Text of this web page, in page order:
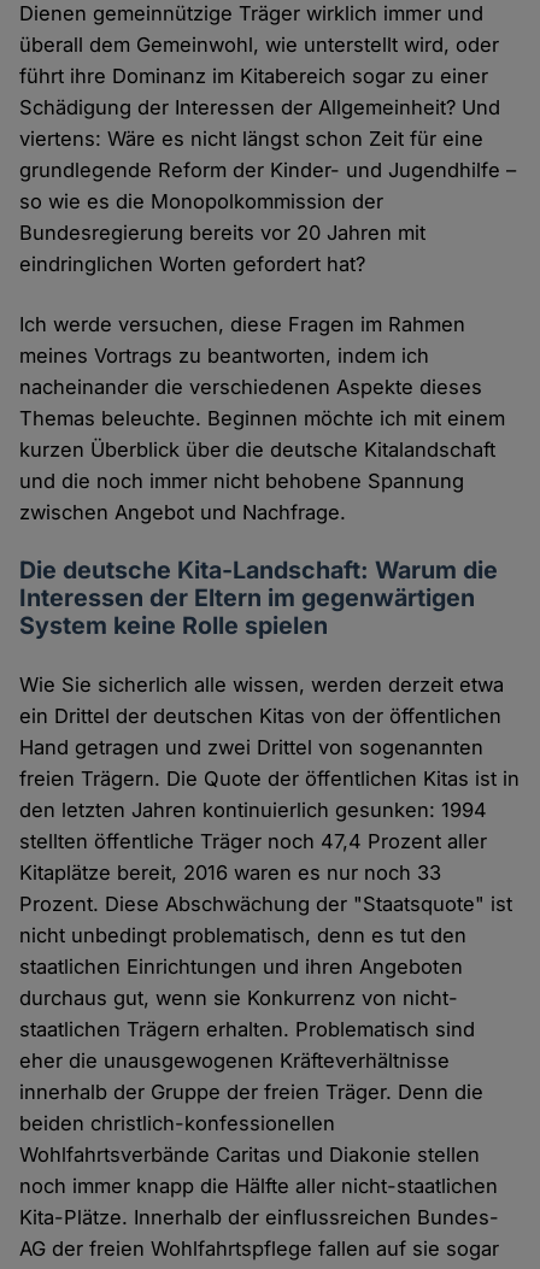
Dienen gemeinnützige Träger wirklich immer und
überall dem Gemeinwohl, wie unterstellt wird, oder
führt ihre Dominanz im Kitabereich sogar zu einer
Schädigung der Interessen der Allgemeinheit? Und
viertens: Wäre es nicht längst schon Zeit für eine
grundlegende Reform der Kinder- und Jugendhilfe –
so wie es die Monopolkommission der
Bundesregierung bereits vor 20 Jahren mit
eindringlichen Worten gefordert hat?
Ich werde versuchen, diese Fragen im Rahmen
meines Vortrags zu beantworten, indem ich
nacheinander die verschiedenen Aspekte dieses
Themas beleuchte. Beginnen möchte ich mit einem
kurzen Überblick über die deutsche Kitalandschaft
und die noch immer nicht behobene Spannung
zwischen Angebot und Nachfrage.
Die deutsche Kita-Landschaft: Warum die
Interessen der Eltern im gegenwärtigen
System keine Rolle spielen
Wie Sie sicherlich alle wissen, werden derzeit etwa
ein Drittel der deutschen Kitas von der öffentlichen
Hand getragen und zwei Drittel von sogenannten
freien Trägern. Die Quote der öffentlichen Kitas ist in
den letzten Jahren kontinuierlich gesunken: 1994
stellten öffentliche Träger noch 47,4 Prozent aller
Kitaplätze bereit, 2016 waren es nur noch 33
Prozent. Diese Abschwächung der "Staatsquote" ist
nicht unbedingt problematisch, denn es tut den
staatlichen Einrichtungen und ihren Angeboten
durchaus gut, wenn sie Konkurrenz von nicht-
staatlichen Trägern erhalten. Problematisch sind
eher die unausgewogenen Kräfteverhältnisse
innerhalb der Gruppe der freien Träger. Denn die
beiden christlich-konfessionellen
Wohlfahrtsverbände Caritas und Diakonie stellen
noch immer knapp die Hälfte aller nicht-staatlichen
Kita-Plätze. Innerhalb der einflussreichen Bundes-
AG der freien Wohlfahrtspflege fallen auf sie sogar